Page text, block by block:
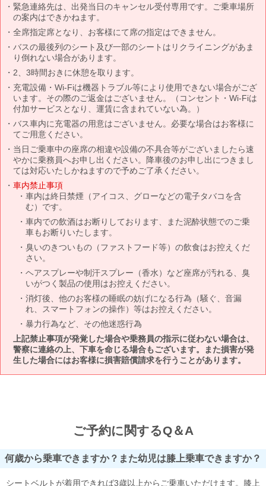
緊急連絡先は、出発当日のキャンセル受付専用です。ご乗車場所
の案内はできかねます。
全席指定席となり、お客様にて席の指定はできません。
バスの最後列のシート及び一部のシートはリクライニングがあま
り倒れない場合があります。
2、3時間おきに休憩を取ります。
充電設備・Wi-Fiは機器トラブル等により使用できない場合がござ
います。その際のご返金はございません。（コンセント・Wi-Fiは
付加サービスとなり、運賃に含まれていない為。）
バス車内に充電器の用意はございません。必要な場合はお客様に
てご用意ください。
当日ご乗車中の座席の相違や設備の不具合等がございましたら速
やかに乗務員へお申し出ください。降車後のお申し出につきまし
ては対応いたしかねますので予めご了承ください。
車内禁止事項
車内は終日禁煙（アイコス、グローなどの電子タバコを含
む）です。
車内での飲酒はお断りしております、また泥酔状態でのご乗
車もお断りいたします。
臭いのきついもの（ファストフード等）の飲食はお控えくだ
さい。
ヘアスプレーや制汗スプレー（香水）など座席が汚れる、臭
いがつく製品の使用はお控えください。
消灯後、他のお客様の睡眠の妨げになる行為（騒ぐ、音漏
れ、スマートフォンの操作）等はお控えください。
暴力行為など、その他迷惑行為
上記禁止事項が発覚した場合や乗務員の指示に従わない場合は、
警察に連絡の上、下車を命じる場合もございます。また損害が発
生した場合にはお客様に損害賠償請求を行うことがあります。
ご予約に関するQ＆A
何歳から乗車できますか？また幼児は膝上乗車できますか？
シートベルトが着用できれば3歳以上からご乗車いただけます。膝上